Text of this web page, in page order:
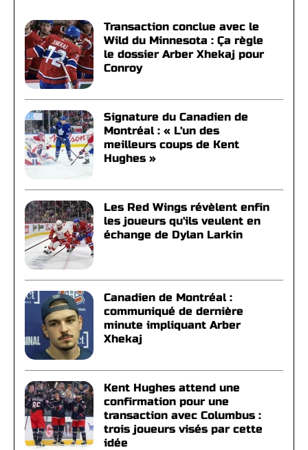
Transaction conclue avec le
Wild du Minnesota : Ça règle
le dossier Arber Xhekaj pour
Conroy
Signature du Canadien de
Montréal : « L'un des
meilleurs coups de Kent
Hughes »
Les Red Wings révèlent enfin
les joueurs qu'ils veulent en
échange de Dylan Larkin
Canadien de Montréal :
communiqué de dernière
minute impliquant Arber
Xhekaj
Kent Hughes attend une
confirmation pour une
transaction avec Columbus :
trois joueurs visés par cette
idée